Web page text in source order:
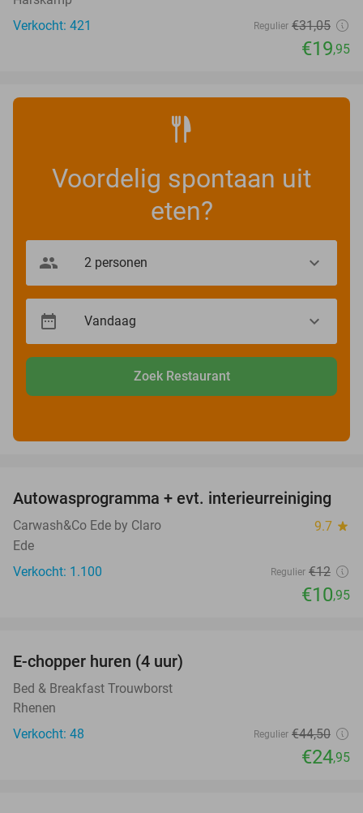
Verkocht: 421
Regulier €31,05
€19,95
Voordelig spontaan uit
eten?
Zoek Restaurant
9%
Autowasprogramma + evt. interieurreiniging
Carwash&Co Ede by Claro 9.7 star
Ede
Verkocht: 1.100
Regulier €12
€10,95
E-chopper huren (4 uur)
Bed & Breakfast Trouwborst
Rhenen
Verkocht: 48
Regulier €44,50
€24,95